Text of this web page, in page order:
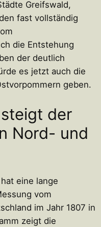
Greifswald,
fast vollständig
die Entstehung
der deutlich
es jetzt auch die
geben.
der
Nord- und
eine lange
vom
im Jahr 1807 in
zeigt die